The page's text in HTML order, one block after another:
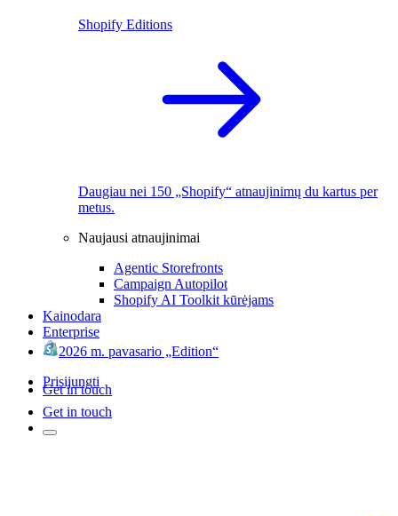
Shopify Editions
Daugiau nei 150 „Shopify“ atnaujinimų du kartus per
metus.
Naujausi atnaujinimai
Agentic Storefronts
Campaign Autopilot
Shopify AI Toolkit kūrėjams
Kainodara
Enterprise
2026 m. pavasario „Edition“
Prisijungti
Get in touch
Get in touch